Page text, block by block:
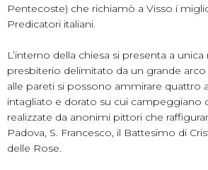
Pentecoste) che richiamò a Visso i
Predicatori italiani.
L’interno della chiesa si presenta a
presbiterio delimitato da un grande arco
alle pareti si possono ammirare quattro
intagliato e dorato su cui campeggiano
realizzate da anonimi pittori che
Padova, S. Francesco, il Battesimo di
delle Rose.